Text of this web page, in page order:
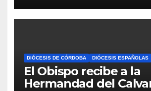
DIÓCESIS DE CÓRDOBA DIÓCESIS ESPAÑOLAS
El Obispo recibe a la
Hermandad del